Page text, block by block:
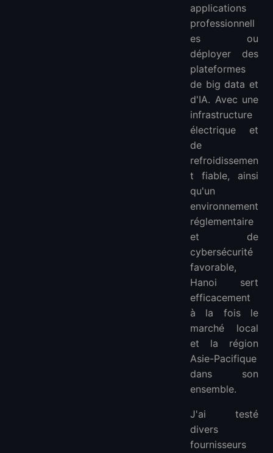
applications
professionnell
es ou
déployer des
plateformes
de big data et
d'IA. Avec une
infrastructure
électrique et
de
refroidissemen
t fiable, ainsi
qu'un
environnement
réglementaire
et de
cybersécurité
favorable,
Hanoi sert
efficacement
à la fois le
marché local
et la région
Asie-Pacifique
dans son
ensemble.
J'ai testé
divers
fournisseurs